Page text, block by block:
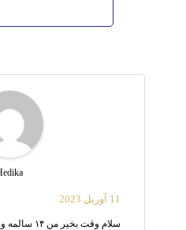
11 آوریل 2023
سلام وقت